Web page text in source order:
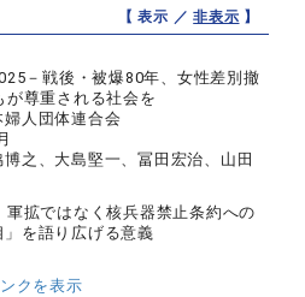
【 表示 ／非表示 】
－戦後・被爆80年、女性差別撤
が尊重される社会を
婦人団体連合会
之、大島堅一、冨田宏治、山田
軍拡ではなく核兵器禁止条約への
を語り広げる意義
クを表示